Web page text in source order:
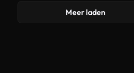
Meer laden